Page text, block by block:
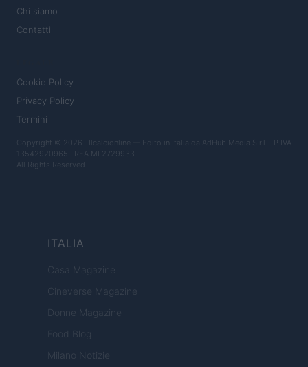
Chi siamo
Contatti
Cookie Policy
Privacy Policy
Termini
Copyright © 2026 · Ilcalcionline — Edito in Italia da AdHub Media S.r.l. · P.IVA
13542920965 · REA MI 2729933
All Rights Reserved
ITALIA
Casa Magazine
Cineverse Magazine
Donne Magazine
Food Blog
Milano Notizie